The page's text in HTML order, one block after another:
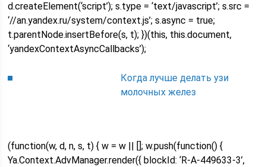
d.createElement(‘script’); s.type = ‘text/javascript’; s.src =
‘//an.yandex.ru/system/context.js’; s.async = true;
t.parentNode.insertBefore(s, t); })(this, this.document,
‘yandexContextAsyncCallbacks’);
Когда лучше делать узи
молочных желез
(function(w, d, n, s, t) { w = w || []; w.push(function() {
Ya.Context.AdvManager.render({ blockId: ‘R-A-449633-3’,